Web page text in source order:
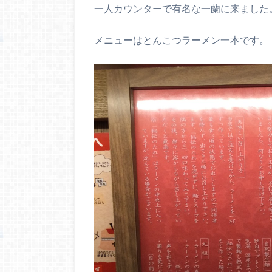
一人カウンターで有名な一蘭に来ました
メニューはとんこつラーメン一本です。